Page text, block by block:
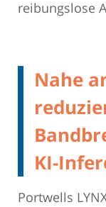
reibungslose
Nahe
KI-
Portwells